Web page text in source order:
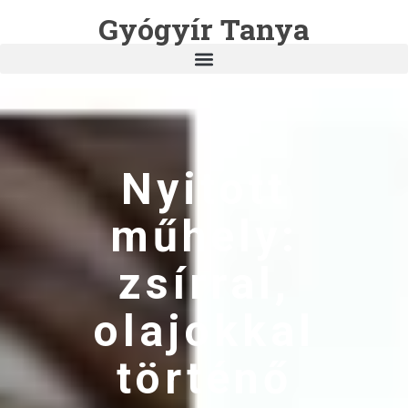
Gyógyír Tanya
Nyitott
műhely:
zsírral,
olajokkal
történő